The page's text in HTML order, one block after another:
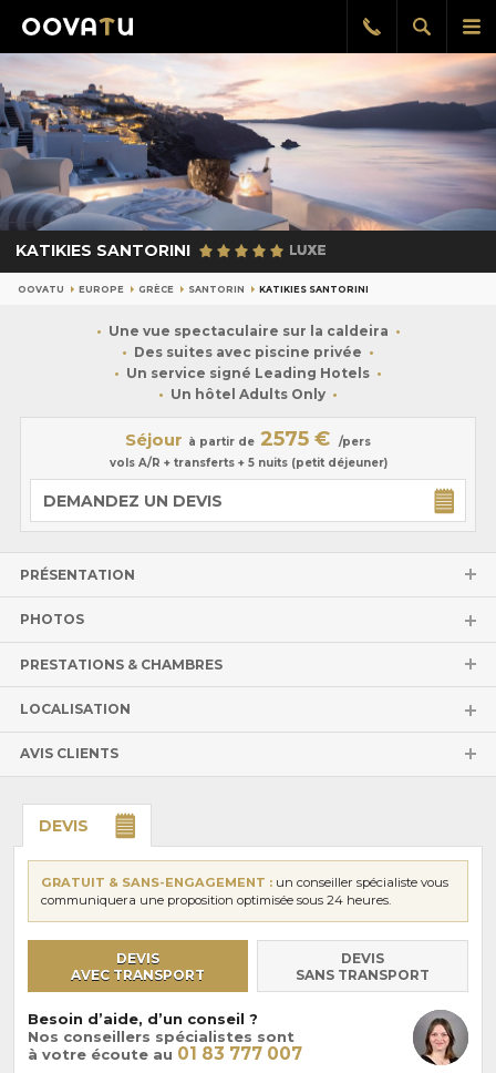
le
Afficher
la
Rappel
gratuit
KATIKIES SANTORINI
OOVATU EUROPE GRÈCE SANTORIN KATIKIES SANTORINI
Une vue spectaculaire sur la caldeira
Des suites avec piscine privée
Un service signé Leading Hotels
Un hôtel Adults Only
Séjour à partir de 2575 €
/pers
vols A/R + transferts + 5 nuits (petit déjeuner)
DEMANDEZ UN DEVIS
PRÉSENTATION
PHOTOS
PRESTATIONS & CHAMBRES
LOCALISATION
AVIS CLIENTS
DEVIS
GRATUIT & SANS-ENGAGEMENT : un conseiller spécialiste vous
communiquera une proposition optimisée sous 24 heures.
DEVIS
AVEC TRANSPORT
DEVIS
SANS TRANSPORT
Besoin d’aide, d’un conseil ?
Nos conseillers spécialistes sont
à votre écoute au 01 83 777 007